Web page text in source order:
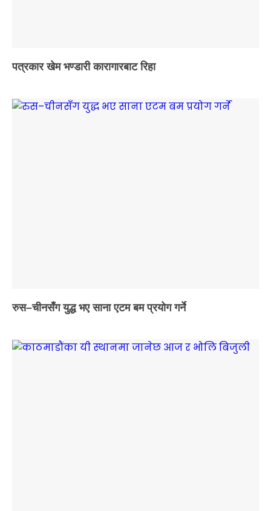
पत्रकार खेम भण्डारी कारागारबाट रिहा
रुस–चीनसँग युद्ध भए साना एटम बम प्रयोग गर्ने